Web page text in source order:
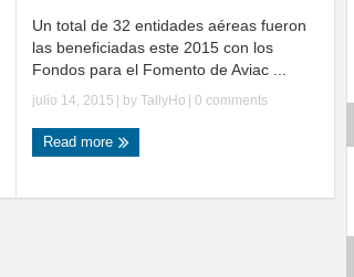
Un total de 32 entidades aéreas fueron
las beneficiadas este 2015 con los
Fondos para el Fomento de Aviac ...
julio 14, 2015 | by TallyHo 0 comments
Read more